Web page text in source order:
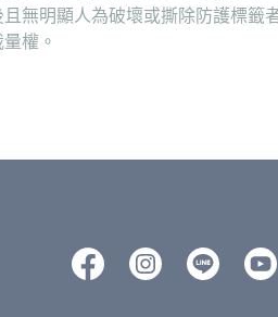
無明顯人為破壞或撕除防護標籤
權。